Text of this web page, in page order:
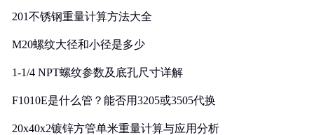
201不锈钢重量计算方法大全
M20螺纹大径和小径是多少
1-1/4 NPT螺纹参数及底孔尺寸详解
F1010E是什么管？能否用3205或3505代换
20x40x2镀锌方管单米重量计算与应用分析